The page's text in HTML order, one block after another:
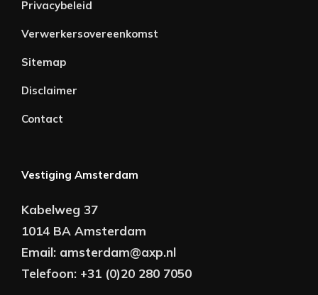
Privacybeleid
Verwerkersovereenkomst
Sitemap
Disclaimer
Contact
Vestiging Amsterdam
Kabelweg 37
1014 BA Amsterdam
Email: amsterdam@axp.nl
Telefoon: +31 (0)20 280 7050